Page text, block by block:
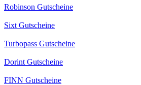
Robinson Gutscheine
Sixt Gutscheine
Turbopass Gutscheine
Dorint Gutscheine
FINN Gutscheine